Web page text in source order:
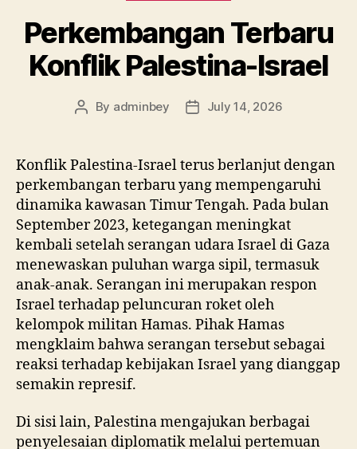
Perkembangan Terbaru
Konflik Palestina-Israel
Post
By adminbey
PostJuly 14, 2026
Konflik Palestina-Israel terus berlanjut dengan
perkembangan terbaru yang mempengaruhi
dinamika kawasan Timur Tengah. Pada bulan
September 2023, ketegangan meningkat
kembali setelah serangan udara Israel di Gaza
menewaskan puluhan warga sipil, termasuk
anak-anak. Serangan ini merupakan respon
Israel terhadap peluncuran roket oleh
kelompok militan Hamas. Pihak Hamas
mengklaim bahwa serangan tersebut sebagai
reaksi terhadap kebijakan Israel yang dianggap
semakin represif.
Di sisi lain, Palestina mengajukan berbagai
penyelesaian diplomatik melalui pertemuan